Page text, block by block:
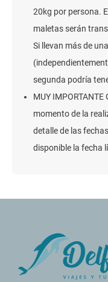
20kg por persona.
maletas serán
Si llevan más de
segunda podría
MUY IMPORTANTE
momento de la
detalle de las
disponible la fecha